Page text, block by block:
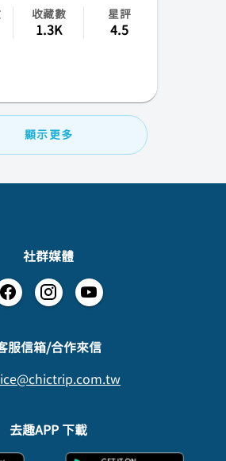
收藏數
1.3K
星評
4.5
顯示更多
社群媒體
服信箱/合作來信
去趣APP 下載